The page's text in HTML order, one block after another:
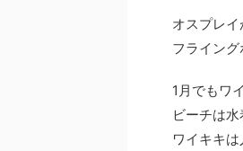
オスプレ
フライング
1月でもワ
ビーチは水
ワイキキは